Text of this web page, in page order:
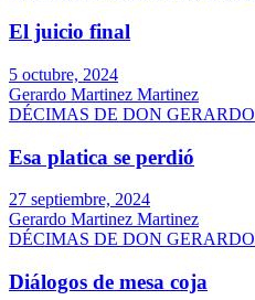
El juicio final
5 octubre, 2024
Gerardo Martinez Martinez
DÉCIMAS DE DON GERARDO
Esa platica se perdió
27 septiembre, 2024
Gerardo Martinez Martinez
DÉCIMAS DE DON GERARDO
Diálogos de mesa coja